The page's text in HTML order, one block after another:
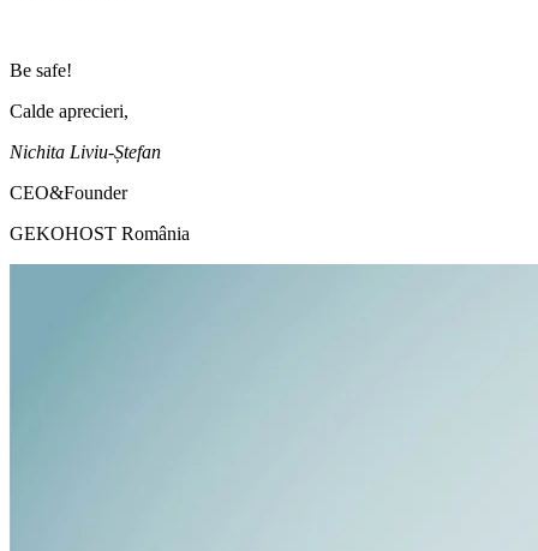
Be safe!
Calde aprecieri,
Nichita Liviu-Ștefan
CEO&Founder
GEKOHOST România